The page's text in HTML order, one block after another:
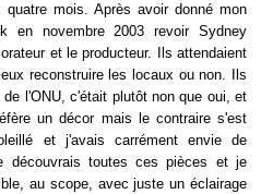
mois. Après avoir donné mon
en novembre 2003 revoir Sydney
et le producteur. Ils attendaient
reconstruire les locaux ou non. Ils
l'ONU, c'était plutôt non que oui, et
un décor mais le contraire s'est
et j'avais carrément envie de
découvrais toutes ces pièces et je
au scope, avec juste un éclairage